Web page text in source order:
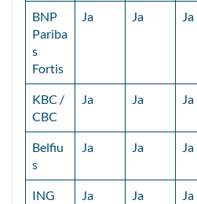
BNP
Pariba
s
Fortis
Ja Ja Ja
KBC /
CBC
Ja Ja Ja
Belfiu
s
Ja Ja Ja
ING
Ja Ja Ja